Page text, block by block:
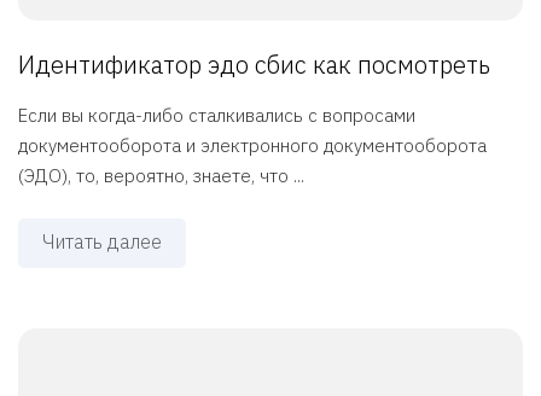
Идентификатор эдо сбис как посмотреть
Если вы когда-либо сталкивались с вопросами
документооборота и электронного документооборота
(ЭДО), то, вероятно, знаете, что ...
Читать далее